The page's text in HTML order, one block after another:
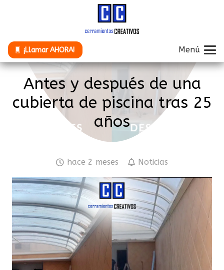
¡Llamar AHORA! Menú
Antes y después de una
cubierta de piscina tras 25
años
hace 2 meses Noticias